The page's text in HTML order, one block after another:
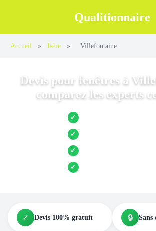
Qualitionnaire
Accueil » Isère » Villefontaine
Devis pour fenêtres à
comparez les experts
✓ Jusqu’à 3 devis comparés
✓ Entreprises locales vérifiées
✓ Pose garantie
✓ Aides et primes incluses
✓ Devis 100% gratuit 🔒 Sans